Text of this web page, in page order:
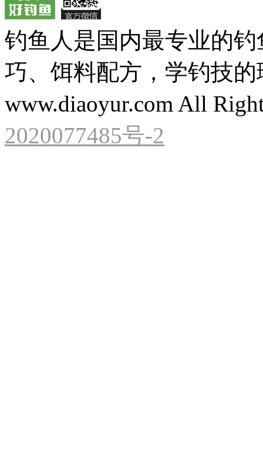
钓鱼人是国内最专业的
巧、饵料配方，学钓技
www.diaoyur.com All
2020077485号-2